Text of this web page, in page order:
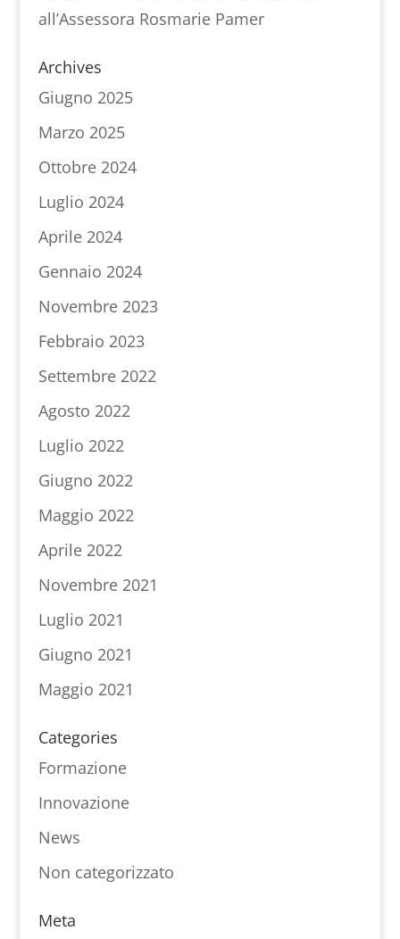
all’Assessora Rosmarie Pamer
Archives
Giugno 2025
Marzo 2025
Ottobre 2024
Luglio 2024
Aprile 2024
Gennaio 2024
Novembre 2023
Febbraio 2023
Settembre 2022
Agosto 2022
Luglio 2022
Giugno 2022
Maggio 2022
Aprile 2022
Novembre 2021
Luglio 2021
Giugno 2021
Maggio 2021
Categories
Formazione
Innovazione
News
Non categorizzato
Meta